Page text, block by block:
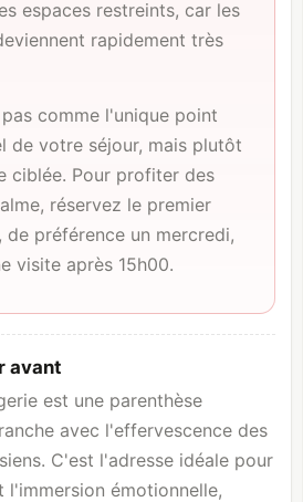
espaces restreints, car les
rapidement très
comme l'unique point
de votre séjour, mais plutôt
ciblée. Pour profiter des
réservez le premier
de préférence un mercredi,
visite après 15h00.
avant
est une parenthèse
avec l'effervescence des
C'est l'adresse idéale pour
l'immersion émotionnelle,